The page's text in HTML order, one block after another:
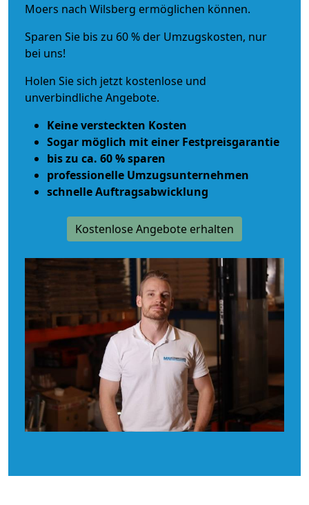
Moers nach Wilsberg ermöglichen können.
Sparen Sie bis zu 60 % der Umzugskosten, nur
bei uns!
Holen Sie sich jetzt kostenlose und
unverbindliche Angebote.
Keine versteckten Kosten
Sogar möglich mit einer Festpreisgarantie
bis zu ca. 60 % sparen
professionelle Umzugsunternehmen
schnelle Auftragsabwicklung
Kostenlose Angebote erhalten